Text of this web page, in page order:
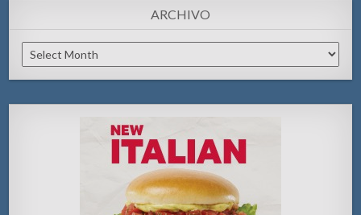
ARCHIVO
Archivo